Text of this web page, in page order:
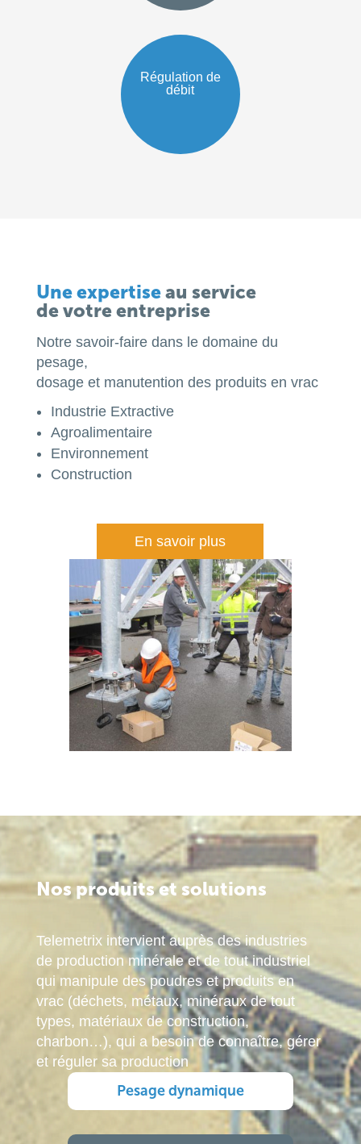
Régulation de
débit
Une expertiseau service
de votre entreprise
Notre savoir-faire dans le domaine du
pesage,
dosage et manutention des produits en vrac
Industrie Extractive
Agroalimentaire
Environnement
Construction
En savoir plus
Nos produits et solutions
Telemetrix intervient auprès des industries
de production minérale et de tout industriel
qui manipule des poudres et produits en
vrac (déchets, métaux, minéraux de tout
types, matériaux de construction,
charbon…), qui a besoin de connaître, gérer
et réguler sa production
Pesage dynamique